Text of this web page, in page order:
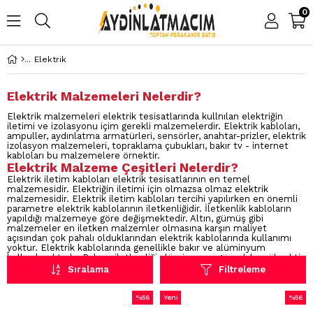
0
Elektrik
Elektrik Malzemeleri Nelerdir?
Elektrik malzemeleri elektrik tesisatlarında kullnılan elektriğin
iletimi ve izolasyonu içim gerekli malzemelerdir. Elektrik kabloları,
ampuller, aydınlatma armatürleri, sensörler, anahtar-prizler, elektrik
izolasyon malzemeleri, topraklama çubukları, bakır tv - internet
kabloları bu malzemelere örnektir.
Elektrik Malzeme Çeşitleri Nelerdir?
Elektrik iletim kabloları elektrik tesisatlarının en temel
malzemesidir. Elektriğin iletimi için olmazsa olmaz elektrik
malzemesidir. Elektrik iletim kabloları tercihi yapılırken en önemli
parametre elektrik kablolarının iletkenliğidir. İletkenlik kabloların
yapıldığı malzemeye göre değişmektedir. Altın, gümüş gibi
malzemeler en iletken malzemler olmasına karşın maliyet
açısından çok pahalı olduklarından elektrik kablolarında kullanımı
yoktur. Elektrik kablolarında genellikle bakır ve alüminyum
kullanılmaktadır. Bakırın iletkenliği alüminyuma göre daha yüksektir
fakat maliyeti alüminyuma göre daha yüksektir. Maliyet açısından
biraz daha yüksek olamsına karşın elktrik tesisatlarında elektrik
iletkenliği çok önemli olduğundan bakır kablolar tercih edilmelidir.
Bunun en önemli sebebi iletkenlik düşük olduğunda elktronların
hareketi zorlaşacak bu da kablolarda ısınmalara sebep olacaktır. Bu
Filtreleme
Sıralama
%56
%56
Yeni